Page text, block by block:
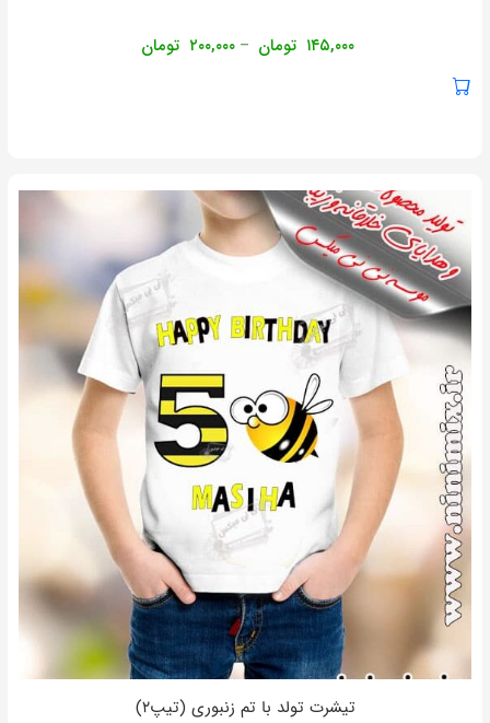
۱۴۵,۰۰۰ تومان – ۲۰۰,۰۰۰ تومان
تیشرت تولد با تم زنبوری (تیپ۲)